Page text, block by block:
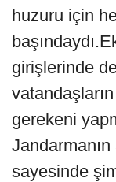
huzuru için
girişlerinde
gerekeni
sayesinde